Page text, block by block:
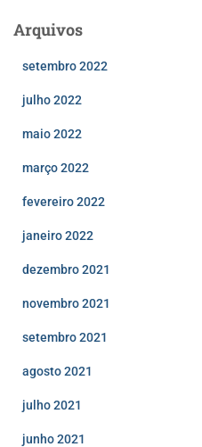
Arquivos
setembro 2022
julho 2022
maio 2022
março 2022
fevereiro 2022
janeiro 2022
dezembro 2021
novembro 2021
setembro 2021
agosto 2021
julho 2021
junho 2021